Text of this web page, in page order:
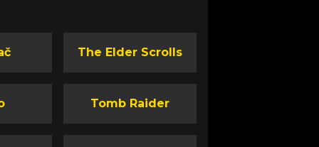
The Elder Scrolls
Tomb Raider